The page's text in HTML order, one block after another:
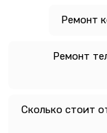
Ремонт
Ремонт
Сколько стоит